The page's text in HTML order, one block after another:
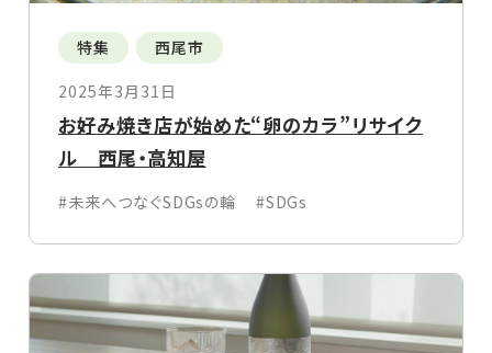
特集
西尾市
2025年3月31日
お好み焼き店が始めた“卵のカラ”リサイク
ル 西尾・高知屋
#未来へつなぐSDGsの輪 #SDGs